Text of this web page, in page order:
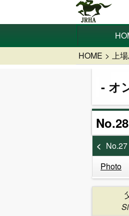
HOME 上
オ
No.27
Photo